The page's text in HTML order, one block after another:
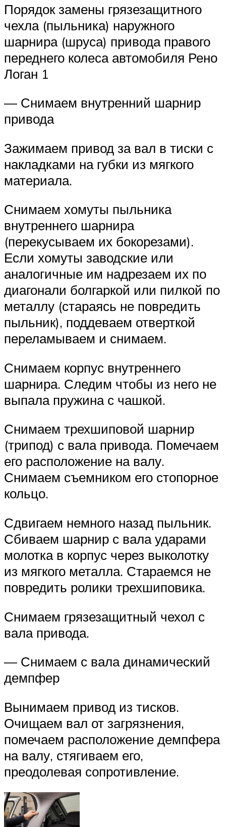
Порядок замены грязезащитного
чехла (пыльника) наружного
шарнира (шруса) привода правого
переднего колеса автомобиля Рено
Логан 1
— Снимаем внутренний шарнир
привода
Зажимаем привод за вал в тиски с
накладками на губки из мягкого
материала.
Снимаем хомуты пыльника
внутреннего шарнира
(перекусываем их бокорезами).
Если хомуты заводские или
аналогичные им надрезаем их по
диагонали болгаркой или пилкой по
металлу (стараясь не повредить
пыльник), поддеваем отверткой
переламываем и снимаем.
Снимаем корпус внутреннего
шарнира. Следим чтобы из него не
выпала пружина с чашкой.
Снимаем трехшиповой шарнир
(трипод) с вала привода. Помечаем
его расположение на валу.
Снимаем съемником его стопорное
кольцо.
Сдвигаем немного назад пыльник.
Сбиваем шарнир с вала ударами
молотка в корпус через выколотку
из мягкого металла. Стараемся не
повредить ролики трехшиповика.
Снимаем грязезащитный чехол с
вала привода.
— Снимаем с вала динамический
демпфер
Вынимаем привод из тисков.
Очищаем вал от загрязнения,
помечаем расположение демпфера
на валу, стягиваем его,
преодолевая сопротивление.